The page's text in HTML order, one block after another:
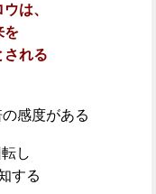
は、
を
される
感度がある
し
する